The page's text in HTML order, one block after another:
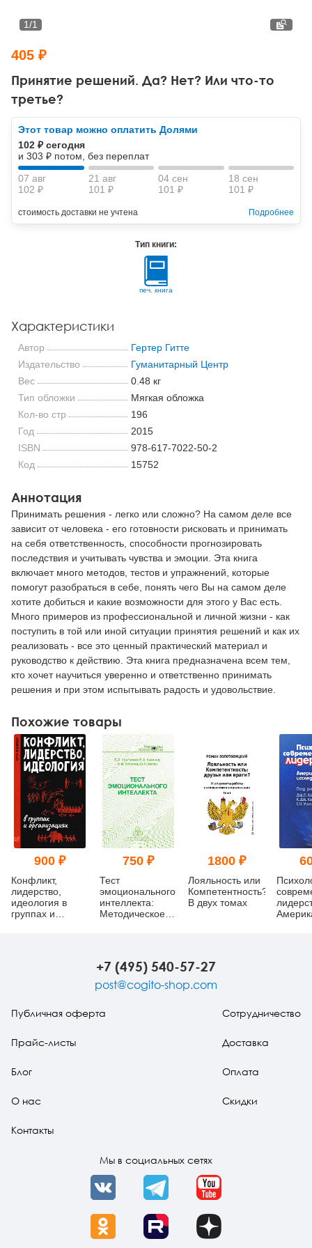
Другие направления психотерапии
Классический, эриксоновский гипноз и НЛП
НЛП
Социальная психология
Классический и юнгианский психоанализ
Принятие решений. Да? Нет? Или что-то
третье?
1/1
405 ₽
Этот товар можно оплатить Долями
102 ₽ сегодня
и 303 ₽ потом, без переплат
07 авг
102 ₽
21 авг
101 ₽
04 сен
101 ₽
18 сен
101 ₽
стоимость доставки не учтена Подробнее
Тип книги:
печ. книга
Характеристики
Автор
Гертер Гитте
Издательство
Гуманитарный Центр
Вес
0.48 кг
Тип обложки
Мягкая обложка
Кол-во стр
196
Год
2015
ISBN
978-617-7022-50-2
Код
15752
Аннотация
Принимать решения - легко или сложно? На самом деле все
зависит от человека - его готовности рисковать и принимать
на себя ответственность, способности прогнозировать
последствия и учитывать чувства и эмоции. Эта книга
включает много методов, тестов и упражнений, которые
помогут разобраться в себе, понять чего Вы на самом деле
хотите добиться и какие возможности для этого у Вас есть.
Много примеров из профессиональной и личной жизни - как
поступить в той или иной ситуации принятия решений и как их
реализовать - все это ценный практический материал и
руководство к действию. Эта книга предназначена всем тем,
кто хочет научиться уверенно и ответственно принимать
решения и при этом испытывать радость и удовольствие.
Похожие товары
900 ₽
Конфликт,
лидерство,
идеология в
группах и
750 ₽
Тест
эмоционального
интеллекта:
Методическое
1800 ₽
Лояльность или
Компетентность?
В двух томах
+7 (495) 540-57-27
post@cogito-shop.com
Публичная оферта
Прайс-листы
Блог
О нас
Контакты
Сотрудничество
Доставка
Оплата
Скидки
Мы в социальных сетях
VK Telegram YouTube
OK Rutube Dzen